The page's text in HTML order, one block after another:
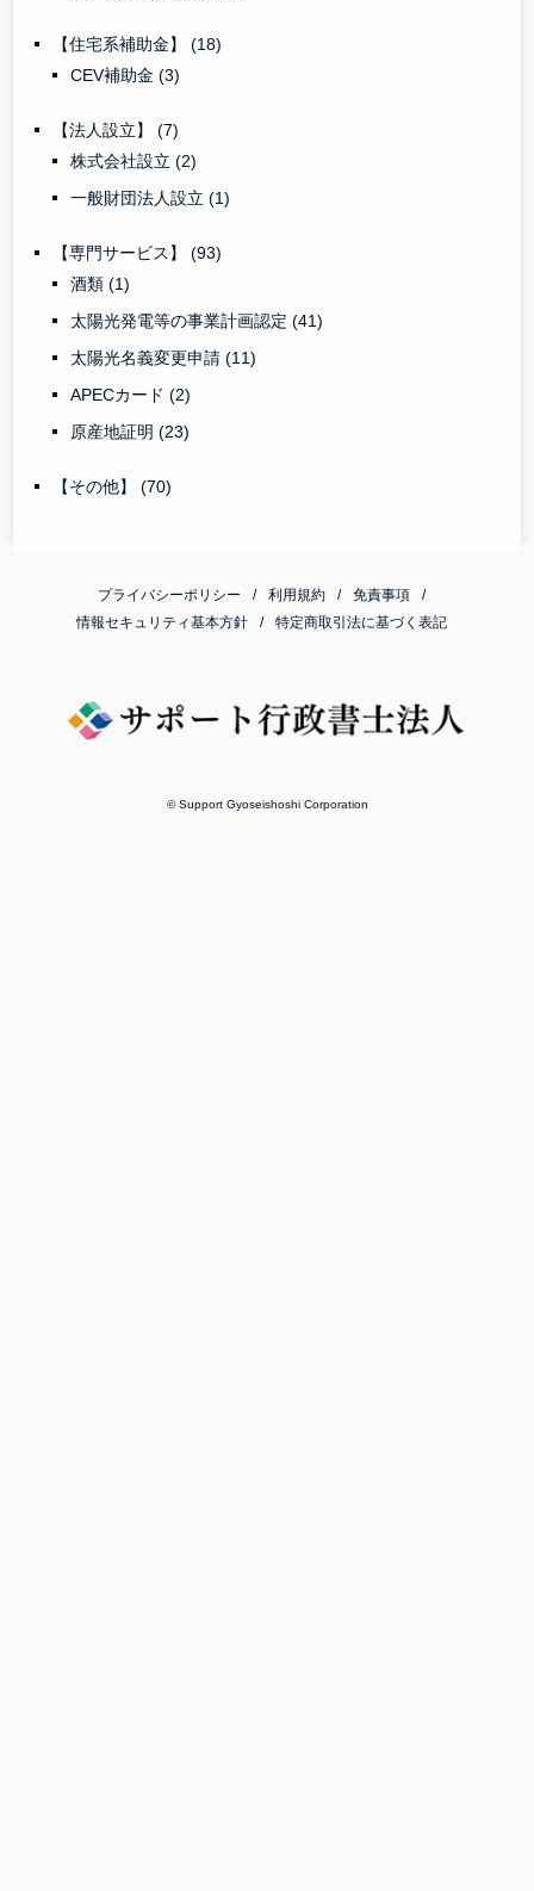
【住宅系補助金】(18)
CEV補助金(3)
【法人設立】(7)
株式会社設立(2)
一般財団法人設立(1)
【専門サービス】(93)
酒類(1)
太陽光発電等の事業計画認定(41)
太陽光名義変更申請(11)
APECカード(2)
原産地証明(23)
【その他】(70)
プライバシーポリシー 利用規約
免責事項
情報セキュリティ基本方針
特定商取引法に基づく表記
© Support Gyoseishoshi Corporation